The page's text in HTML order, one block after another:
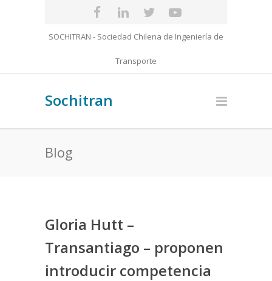
SOCHITRAN - Sociedad Chilena de Ingeniería de
Transporte
Sochitran
Blog
Gloria Hutt –
Transantiago – proponen
introducir competencia